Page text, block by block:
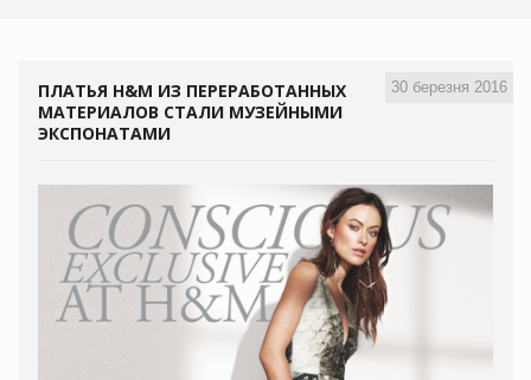
30 березня 2016
ПЛАТЬЯ H&M ИЗ ПЕРЕРАБОТАННЫХ
МАТЕРИАЛОВ СТАЛИ МУЗЕЙНЫМИ
ЭКСПОНАТАМИ